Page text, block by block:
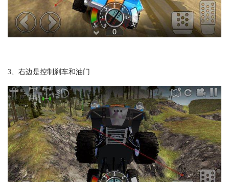
3、右边是控制刹车和油门